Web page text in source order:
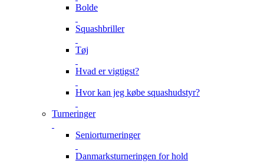
Bolde
Squashbriller
Tøj
Hvad er vigtigst?
Hvor kan jeg købe squashudstyr?
Turneringer
Seniorturneringer
Danmarksturneringen for hold